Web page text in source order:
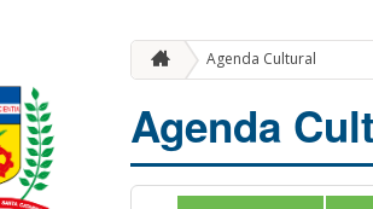
Agenda Cultural
Agenda